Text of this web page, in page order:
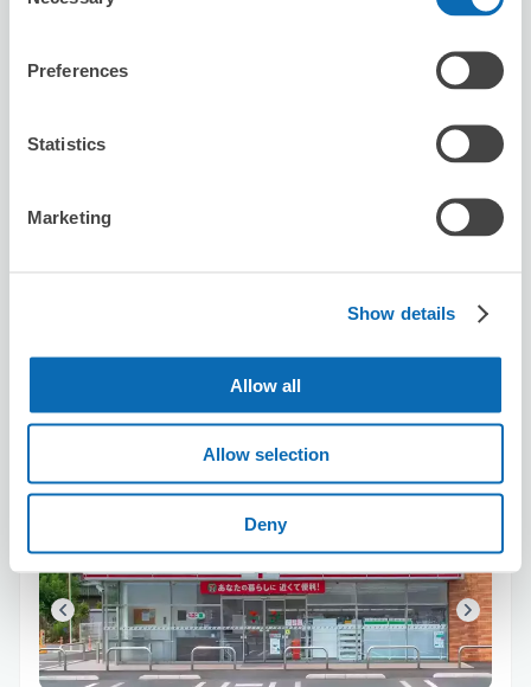
Preferences
Statistics
Marketing
Show details
Allow all
Allow selection
Deny
セブン－イレブン河口湖勝山東
本日の営業時間: 09:00〜21:00